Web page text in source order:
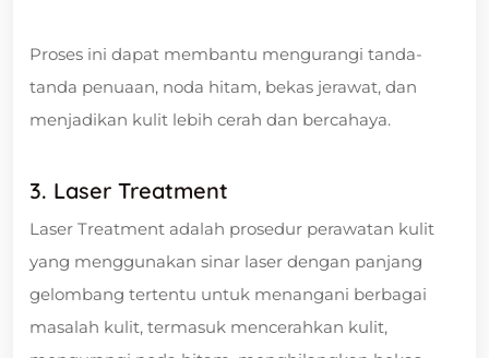
Proses ini dapat membantu mengurangi tanda-
tanda penuaan, noda hitam, bekas jerawat, dan
menjadikan kulit lebih cerah dan bercahaya.
3. Laser Treatment
Laser Treatment adalah prosedur perawatan kulit
yang menggunakan sinar laser dengan panjang
gelombang tertentu untuk menangani berbagai
masalah kulit, termasuk mencerahkan kulit,